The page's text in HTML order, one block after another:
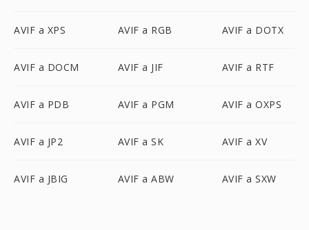
AVIF a XPS AVIF a RGB AVIF a DOTX
AVIF a DOCM AVIF a JIF AVIF a RTF
AVIF a PDB AVIF a PGM AVIF a OXPS
AVIF a JP2 AVIF a SK AVIF a XV
AVIF a JBIG AVIF a ABW AVIF a SXW